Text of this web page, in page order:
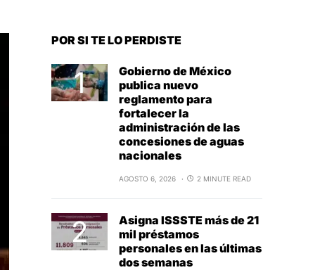
POR SI TE LO PERDISTE
Gobierno de México
publica nuevo
reglamento para
fortalecer la
administración de las
concesiones de aguas
nacionales
AGOSTO 6, 2026 2 MINUTE READ
Asigna ISSSTE más de 21
mil préstamos
personales en las últimas
dos semanas